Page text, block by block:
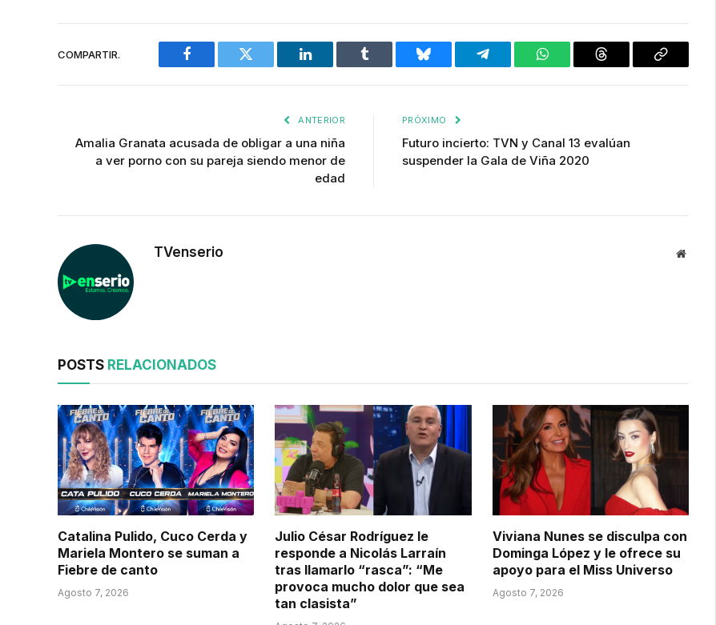
COMPARTIR.
Facebook Twitter LinkedIn Tumblr Bluesky Telegram WhatsAppThreads
Copiar
ANTERIOR
Amalia Granata acusada de obligar a una niña
a ver porno con su pareja siendo menor de
edad
PRÓXIMO
Futuro incierto: TVN y Canal 13 evalúan
suspender la Gala de Viña 2020
TVenserio Website
POSTS RELACIONADOS
Catalina Pulido, Cuco Cerda y
Mariela Montero se suman a
Fiebre de canto
Agosto 7, 2026
Julio César Rodríguez le
responde a Nicolás Larraín
tras llamarlo “rasca”: “Me
provoca mucho dolor que sea
tan clasista”
Viviana Nunes se disculpa con
Dominga López y le ofrece su
apoyo para el Miss Universo
Agosto 7, 2026